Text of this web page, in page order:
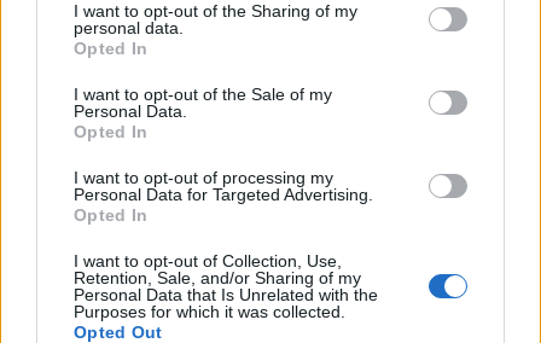
I want to opt-out of the Sharing of my
personal data.
Opted In
I want to opt-out of the Sale of my
Personal Data.
Opted In
I want to opt-out of processing my
Personal Data for Targeted Advertising.
Opted In
I want to opt-out of Collection, Use,
Retention, Sale, and/or Sharing of my
Personal Data that Is Unrelated with the
Purposes for which it was collected.
Opted Out
L'Ilva si completa con Markic, Contucci,
7 Ago 2026